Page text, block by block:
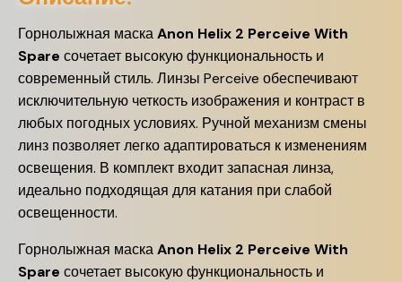
Горнолыжная маскаAnon Helix 2 Perceive With
Spare сочетает высокую функциональность и
современный стиль. Линзы Perceive обеспечивают
исключительную четкость изображения и контраст в
любых погодных условиях. Ручной механизм смены
линз позволяет легко адаптироваться к изменениям
освещения. В комплект входит запасная линза,
идеально подходящая для катания при слабой
освещенности.
Горнолыжная маскаAnon Helix 2 Perceive With
Spare сочетает высокую функциональность и